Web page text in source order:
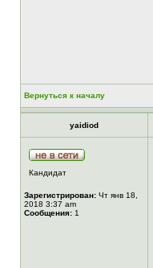
Вернуться к началу
yaidiod
Кандидат
Зарегистрирован: Чт янв 18,
2018 3:37 am
Сообщения: 1